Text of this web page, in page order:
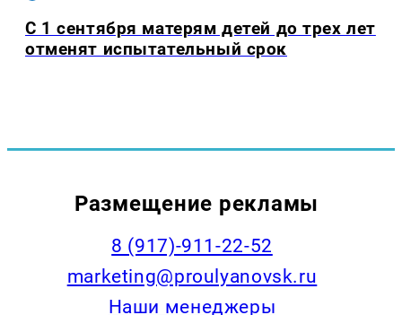
С 1 сентября матерям детей до трех лет
отменят испытательный срок
Размещение рекламы
8 (917)-911-22-52
marketing@proulyanovsk.ru
Наши менеджеры